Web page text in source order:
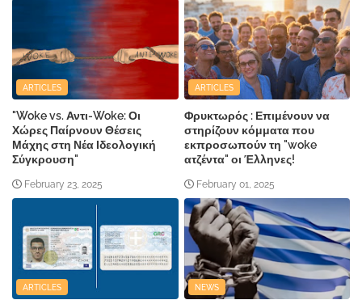
ARTICLES
"Woke vs. Αντι-Woke: Οι
Χώρες Παίρνουν Θέσεις
Μάχης στη Νέα Ιδεολογική
Σύγκρουση"
February 23, 2025
ARTICLES
Φρυκτωρός : Επιμένουν να
στηρίζουν κόμματα που
εκπροσωπούν τη "woke
ατζέντα" οι Έλληνες!
February 01, 2025
ARTICLES NEWS